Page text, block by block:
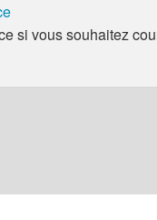
si vous souhaitez